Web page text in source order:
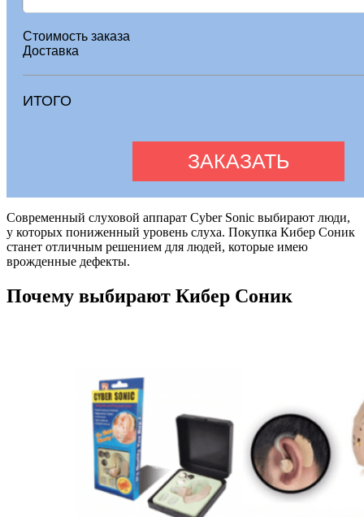
Стоимость заказа
Доставка
ИТОГО
Современный слуховой аппарат Cyber Sonic выбирают люди,
у которых пониженный уровень слуха. Покупка Кибер Соник
станет отличным решением для людей, которые имею
врожденные дефекты.
Почему выбирают Кибер Соник